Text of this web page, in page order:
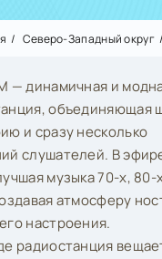
Северо-Западный округ
— динамичная и
объединяющая
и сразу несколько
слушателей. В
музыка 70-х, 80-
атмосферу
настроения.
радиостанция